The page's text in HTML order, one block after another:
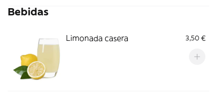
Bebidas
Limonada casera 3,50 €